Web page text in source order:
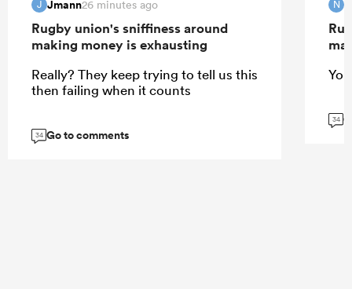
J Jmann26 minutes ago
Rugby union's sniffiness around
making money is exhausting
Really? They keep trying to tell us this
then failing when it counts
34 Go to comments
N
34